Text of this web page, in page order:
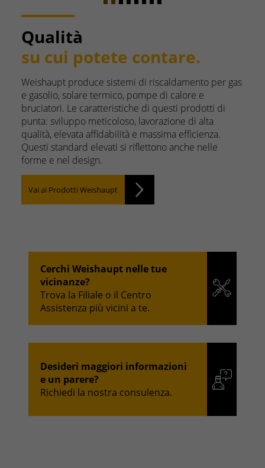
Qualità
su cui potete contare.
Weishaupt produce sistemi di riscaldamento per gas
e gasolio, solare termico, pompe di calore e
bruciatori. Le caratteristiche di questi prodotti di
punta: sviluppo meticoloso, lavorazione di alta
qualità, elevata affidabilità e massima efficienza.
Questi standard elevati si riflettono anche nelle
forme e nel design.
Vai ai Prodotti Weishaupt
Cerchi Weishaupt nelle tue
vicinanze?
Trova la Filiale o il Centro
Assistenza più vicini a te.
Desideri maggiori informazioni
e un parere?
Richiedi la nostra consulenza.